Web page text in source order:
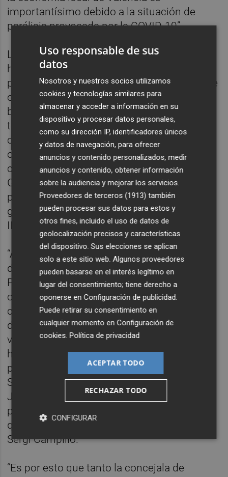
importantísimo debido a la situación de
parálisis provocada por la COVID-19”.
Lozano ha manifestado que “lo aprobado
hoy en la Junta de Gobierno Local es un
paso más para rehabilitar el Cabanyal, desde
el Ayuntamiento queremos eliminar trabas
burocráticas y hacer más rápidos y fáciles
todos los procedimientos a través de la
cesión de las competencias del
oficina Plan Cabanyal, una voluntad
compartida conjuntamente con la
Generalitat. Plan Cabanyal es un medio
propio y cercano a la ciudadanía que
gestionará de manera ágil las ayudas ARRU
II a los particulares".
“Acordamos al principio de esta legislatura
dar más capacidad de gestión a la sociedad
Plan Cabanyal-Canyamelar por ser una
oficina de proximidad, por haberse
consolidado como un punto de resolución
de dudas y gestiones entre los vecinos y
vecinas del barrio y el propio Ayuntamiento”,
ha explicado Sandra Gómez en la rueda de
prensa posterior a la Comisión de
Seguimiento de la crisis del coronavirus y la
Junta de Gobierno Local. La comparecencia,
presidida por el alcalde, Joan Ribó, y en la
que también ha participado el vicealcalde,
Sergi Campillo.
“Es por esto que tanto la concejala de
Uso responsable de sus
datos
Nosotros y nuestros socios utilizamos
cookies y tecnologías similares para
almacenar y acceder a información en su
dispositivo y procesar datos personales,
como su dirección IP, identificadores únicos
y datos de navegación, para ofrecer
anuncios y contenido personalizados, medir
anuncios y contenido, obtener información
sobre la audiencia y mejorar los servicios.
Proveedores de terceros (1913) también
pueden procesar sus datos para estos y
otros fines, incluido el uso de datos de
geolocalización precisos y características
del dispositivo. Sus elecciones se aplican
solo a este sitio web. Algunos proveedores
pueden basarse en el interés legítimo en
lugar del consentimiento; tiene derecho a
oponerse enConfiguración de publicidad.
Puede retirar su consentimiento en
cualquier momento enConfiguración de
cookies.Política de privacidad
ACEPTAR TODO
RECHAZAR TODO
CONFIGURAR